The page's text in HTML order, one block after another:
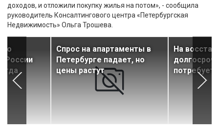
доходов, и отложили покупку жилья на потом», - сообщила
руководитель Консалтингового центра «Петербургская
Недвижимость» Ольга Трошева.
России
Спрос на апартаменты в
Петербурге падает, но
цены растут
На